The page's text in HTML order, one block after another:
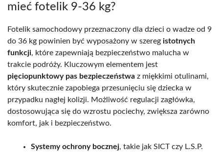
mieć fotelik 9-36 kg?
Fotelik samochodowy przeznaczony dla dzieci o wadze od 9
do 36 kg powinien być wyposażony w szereg istotnych
funkcji, które zapewniają bezpieczeństwo malucha w
trakcie podróży. Kluczowym elementem jest
pięciopunktowy pas bezpieczeństwa z miękkimi otulinami,
który skutecznie zapobiega przesunięciu się dziecka w
przypadku nagłej kolizji. Możliwość regulacji zagłówka,
dostosowująca się do wzrostu pociechy, zwiększa zarówno
komfort, jak i bezpieczeństwo.
Systemy ochrony bocznej, takie jak SICT czy L.S.P.